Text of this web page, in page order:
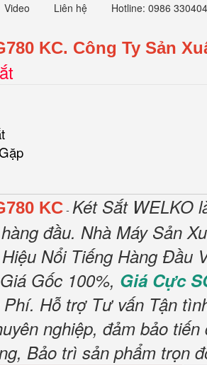
Video Liên hệ Hotline: 0986 330404
KC. Công Ty Sản
KC - Két Sắt WELKO
đầu. Nhà Máy Sản
Nổi Tiếng Hàng Đầu
Gốc 100%, Giá Cực
Hỗ trợ Tư vấn Tận
nghiệp, đảm bảo tiến
Bảo trì sản phẩm trọn